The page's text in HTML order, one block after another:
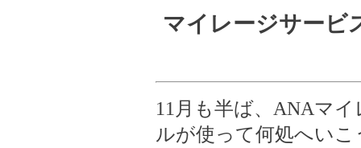
マイレージサービ
11月も半ば、ANAマ
ルが使って何処へい